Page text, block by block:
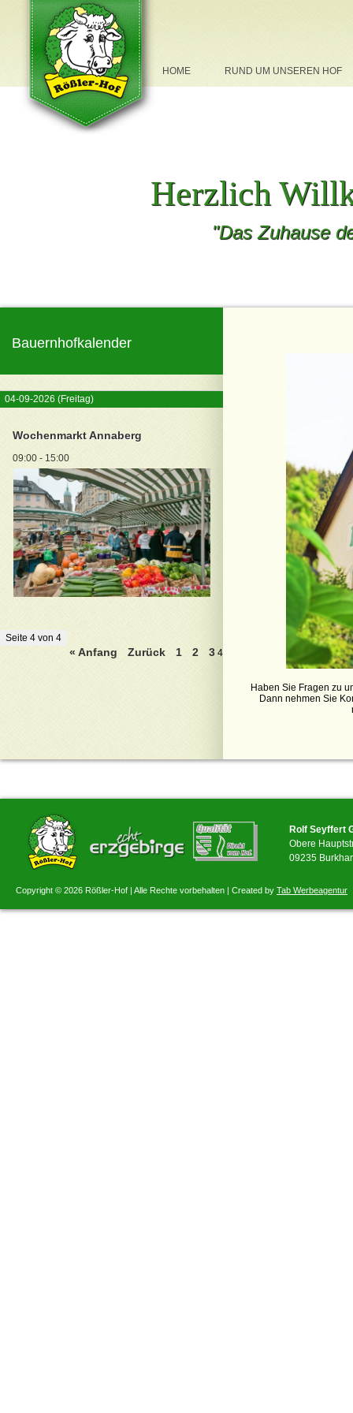
NAVIGATION
HOME RUND UM UNSEREN HOF
Herzlich
"Das Zuhause
Haben Sie Fragen zu
Dann nehmen Sie
Bauernhofkalender
04-09-2026 (Freitag)
Wochenmarkt Annaberg
09:00 - 15:00
Seite 4 von 4
« Anfang Zurück 1 2 3 4
Rolf Seyffert
Obere
09235
Copyright © 2026 Rößler-Hof | Alle Rechte vorbehalten | Created by Tab Werbeagentur